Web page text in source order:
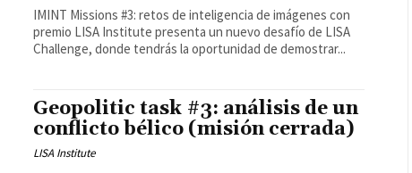
IMINT Missions #3: retos de inteligencia de imágenes con
premio LISA Institute presenta un nuevo desafío de LISA
Challenge, donde tendrás la oportunidad de demostrar...
Geopolitic task #3: análisis de un
conflicto bélico (misión cerrada)
LISA Institute